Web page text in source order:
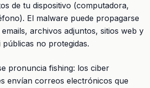
de tu dispositivo (computadora,
El malware puede propagarse
archivos adjuntos, sitios web y
públicas no protegidas.
pronuncia fishing: los ciber
envían correos electrónicos que